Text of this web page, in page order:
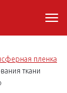
пленка
ткани